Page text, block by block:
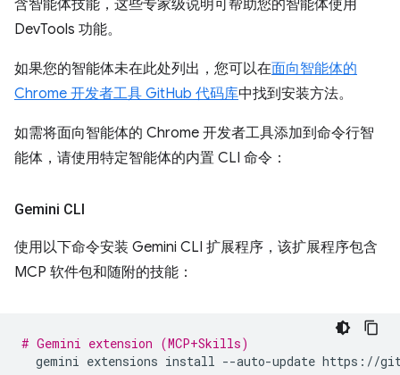
含智能体技能，这些专家级说明可帮助您的智能体使用
DevTools 功能。
如果您的智能体未在此处列出，您可以在面向智能体的
Chrome 开发者工具 GitHub 代码库中找到安装方法。
如需将面向智能体的 Chrome 开发者工具添加到命令行智
能体，请使用特定智能体的内置 CLI 命令：
Gemini CLI
使用以下命令安装 Gemini CLI 扩展程序，该扩展程序包含
MCP 软件包和随附的技能：
# Gemini extension (MCP+Skills)
gemini extensions install --auto-update